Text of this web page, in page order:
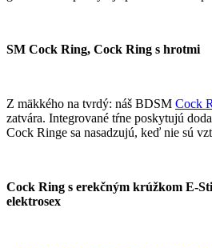
SM Cock Ring, Cock Ring s hrotmi
Z mäkkého na tvrdý: náš BDSM Cock
zatvára. Integrované tŕne poskytujú
Cock Ringe sa nasadzujú, keď nie sú
Cock Ring s erekčným krúžkom E-
elektrosex